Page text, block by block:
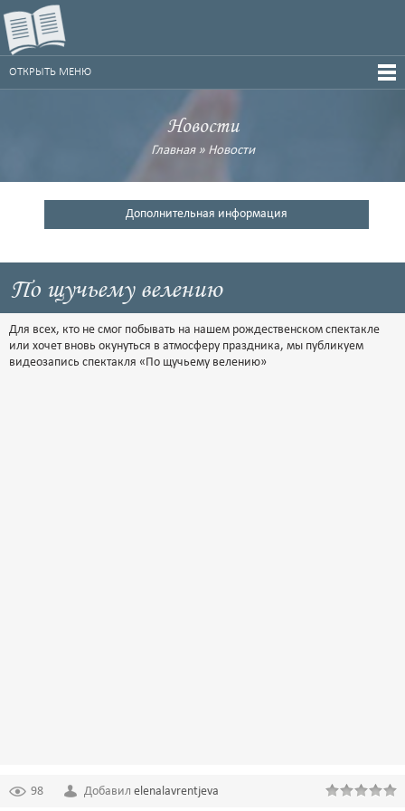
ОТКРЫТЬ МЕНЮ
Новости
Главная» Новости
Дополнительная информация
По щучьему велению
Для всех, кто не смог побывать на нашем рождественском спектакле
или хочет вновь окунуться в атмосферу праздника, мы публикуем
видеозапись спектакля «По щучьему велению»
98 Добавил elenalavrentjeva